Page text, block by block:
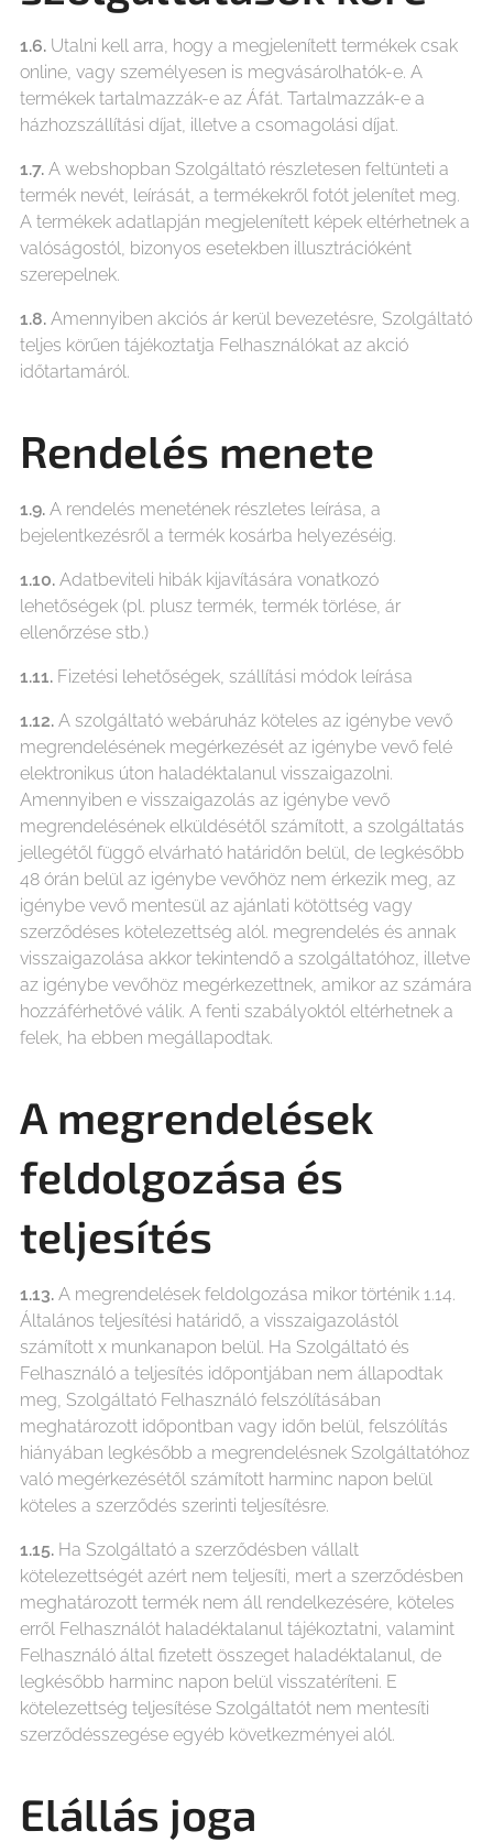
1.6. Utalni kell arra, hogy a megjelenített termékek csak
online, vagy személyesen is megvásárolhatók-e. A
termékek tartalmazzák-e az Áfát. Tartalmazzák-e a
házhozszállítási díjat, illetve a csomagolási díjat.
1.7. A webshopban Szolgáltató részletesen feltünteti a
termék nevét, leírását, a termékekről fotót jelenítet meg.
A termékek adatlapján megjelenített képek eltérhetnek a
valóságostól, bizonyos esetekben illusztrációként
szerepelnek.
1.8. Amennyiben akciós ár kerül bevezetésre, Szolgáltató
teljes körűen tájékoztatja Felhasználókat az akció
időtartamáról.
Rendelés menete
1.9. A rendelés menetének részletes leírása, a
bejelentkezésről a termék kosárba helyezéséig.
1.10. Adatbeviteli hibák kijavítására vonatkozó
lehetőségek (pl. plusz termék, termék törlése, ár
ellenőrzése stb.)
1.11. Fizetési lehetőségek, szállítási módok leírása
1.12. A szolgáltató webáruház köteles az igénybe vevő
megrendelésének megérkezését az igénybe vevő felé
elektronikus úton haladéktalanul visszaigazolni.
Amennyiben e visszaigazolás az igénybe vevő
megrendelésének elküldésétől számított, a szolgáltatás
jellegétől függő elvárható határidőn belül, de legkésőbb
48 órán belül az igénybe vevőhöz nem érkezik meg, az
igénybe vevő mentesül az ajánlati kötöttség vagy
szerződéses kötelezettség alól. megrendelés és annak
visszaigazolása akkor tekintendő a szolgáltatóhoz, illetve
az igénybe vevőhöz megérkezettnek, amikor az számára
hozzáférhetővé válik. A fenti szabályoktól eltérhetnek a
felek, ha ebben megállapodtak.
A megrendelések
feldolgozása és
teljesítés
1.13. A megrendelések feldolgozása mikor történik 1.14.
Általános teljesítési határidő, a visszaigazolástól
számított x munkanapon belül. Ha Szolgáltató és
Felhasználó a teljesítés időpontjában nem állapodtak
meg, Szolgáltató Felhasználó felszólításában
meghatározott időpontban vagy időn belül, felszólítás
hiányában legkésőbb a megrendelésnek Szolgáltatóhoz
való megérkezésétől számított harminc napon belül
köteles a szerződés szerinti teljesítésre.
1.15. Ha Szolgáltató a szerződésben vállalt
kötelezettségét azért nem teljesíti, mert a szerződésben
meghatározott termék nem áll rendelkezésére, köteles
erről Felhasználót haladéktalanul tájékoztatni, valamint
Felhasználó által fizetett összeget haladéktalanul, de
legkésőbb harminc napon belül visszatéríteni. E
kötelezettség teljesítése Szolgáltatót nem mentesíti
szerződésszegése egyéb következményei alól.
Elállás joga